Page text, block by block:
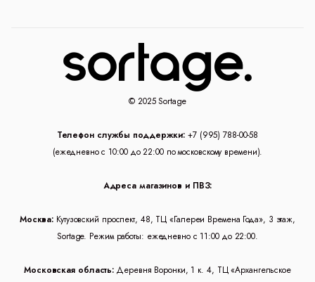
© 2025 Sortage
Телефон службы поддержки: +7 (995) 788-00-58
(ежедневно с 10:00 до 22:00 по московскому времени).
Адреса магазинов и ПВЗ:
Москва: Кутузовский проспект, 48, ТЦ «Галереи Времена Года», 3 этаж,
Sortage. Режим работы: ежедневно с 11:00 до 22:00.
Московская область: Деревня Воронки, 1 к. 4, ТЦ «Архангельское